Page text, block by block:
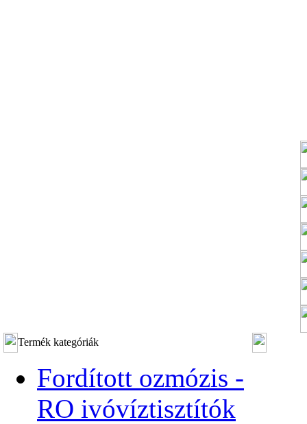
Termék kategóriák
Fordított ozmózis -
RO ivóvíztisztítók